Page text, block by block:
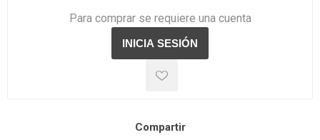
Para comprar se requiere una cuenta
Compartir